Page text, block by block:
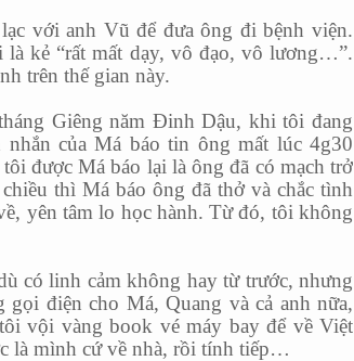
với anh Vũ để đưa ông đi bệnh viện.
kẻ “rất mất dạy, vô đạo, vô lương…”.
trên thế gian này.
Giêng năm Đinh Dậu, khi tôi đang
của Má báo tin ông mất lúc 4g30
được Má báo lại là ông đã có mạch trở
thì Má báo ông đã thở và chắc tình
yên tâm lo học hành. Từ đó, tôi không
có linh cảm không hay từ trước, nhưng
điện cho Má, Quang và cả anh nữa,
vội vàng book vé máy bay để về Việt
là mình cứ về nhà, rồi tính tiếp…